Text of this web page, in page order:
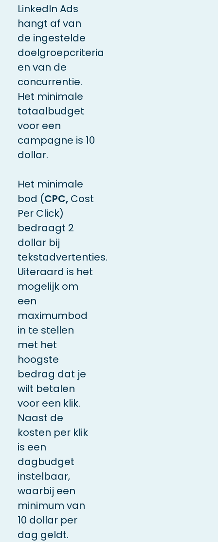
LinkedIn Ads
hangt af van
de ingestelde
doelgroepcriteria
en van de
concurrentie.
Het minimale
totaalbudget
voor een
campagne is 10
dollar.
Het minimale
bod (CPC, Cost
Per Click)
bedraagt 2
dollar bij
tekstadvertenties.
Uiteraard is het
mogelijk om
een
maximumbod
in te stellen
met het
hoogste
bedrag dat je
wilt betalen
voor een klik.
Naast de
kosten per klik
is een
dagbudget
instelbaar,
waarbij een
minimum van
10 dollar per
dag geldt.